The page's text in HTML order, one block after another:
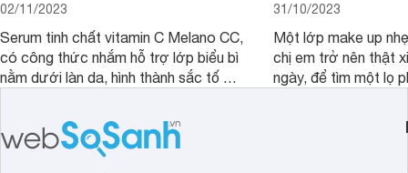
02/11/2023
Serum tinh chất vitamin C Melano CC,
có công thức nhắm hỗ trợ lớp biểu bì
nằm dưới làn da, hình thành sắc tố da,
31/10/2023
Một lớp make up
chị em trở nên thật
ngày, để tìm một lọ